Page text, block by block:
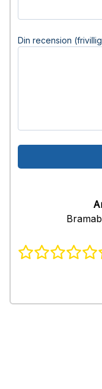
Din recension